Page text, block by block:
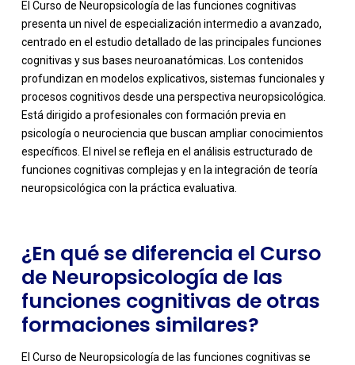
El Curso de Neuropsicología de las funciones cognitivas
presenta un nivel de especialización intermedio a avanzado,
centrado en el estudio detallado de las principales funciones
cognitivas y sus bases neuroanatómicas. Los contenidos
profundizan en modelos explicativos, sistemas funcionales y
procesos cognitivos desde una perspectiva neuropsicológica.
Está dirigido a profesionales con formación previa en
psicología o neurociencia que buscan ampliar conocimientos
específicos. El nivel se refleja en el análisis estructurado de
funciones cognitivas complejas y en la integración de teoría
neuropsicológica con la práctica evaluativa.
-
¿En qué se diferencia el Curso
de Neuropsicología de las
funciones cognitivas de otras
formaciones similares?
El Curso de Neuropsicología de las funciones cognitivas se